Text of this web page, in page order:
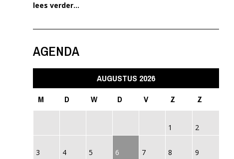
lees verder...
AGENDA
AUGUSTUS 2026
M
D W D V Z Z
1 2
3 4 5 6 7 8 9